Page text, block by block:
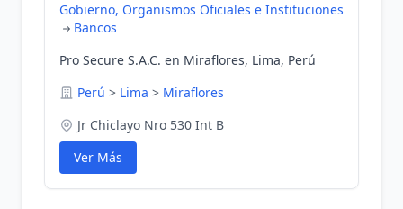
Gobierno, Organismos Oficiales e Instituciones
Bancos
Pro Secure S.A.C. en Miraflores, Lima, Perú
Perú > Lima > Miraflores
Jr Chiclayo Nro 530 Int B
Ver Más